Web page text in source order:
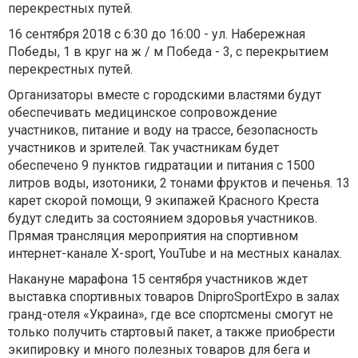
перекрестных путей.
16 сентября 2018 с 6:30 до 16:00 - ул. Набережная
Победы, 1 в круг на ж / м Победа - 3, с перекрытием
перекрестных путей.
Организаторы вместе с городскими властями будут
обеспечивать медицинское сопровождение
участников, питание и воду на трассе, безопасность
участников и зрителей. Так участникам будет
обеспечено 9 пунктов гидратации и питания с 1500
литров воды, изотоники, 2 тонами фруктов и печенья. 13
карет скорой помощи, 9 экипажей Красного Креста
будут следить за состоянием здоровья участников.
Прямая трансляция мероприятия на спортивном
интернет-канале X-sport, YouTube и на местных каналах.
Накануне марафона 15 сентября участников ждет
выставка спортивных товаров DniproSportExpo в залах
гранд-отеля «Украина», где все спортсмены смогут не
только получить стартовый пакет, а также приобрести
экипировку и много полезных товаров для бега и